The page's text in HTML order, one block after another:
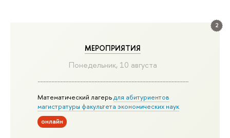
2
МЕРОПРИЯТИЯ
Понедельник, 10 августа
Математический лагерь для абитуриентов
магистратуры факультета экономических наук
онлайн